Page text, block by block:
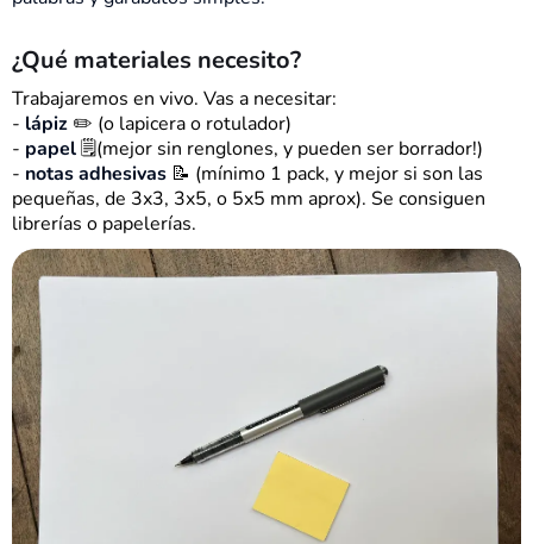
¿Qué materiales necesito?
Trabajaremos en vivo. Vas a necesitar:
- lápiz ✏️ (o lapicera o rotulador)
- papel🗒️(mejor sin renglones, y pueden ser borrador!)
- notas adhesivas 📝 (mínimo 1 pack, y mejor si son las
pequeñas, de 3x3, 3x5, o 5x5 mm aprox). Se consiguen
librerías o papelerías.